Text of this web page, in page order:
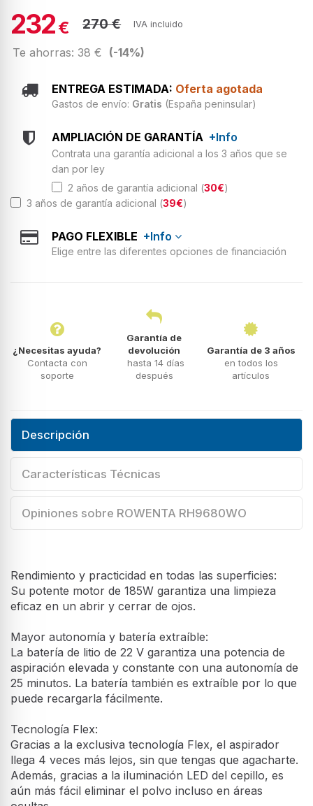
232€ 270 € IVA incluido
Te ahorras: 38 € (-14%)
ENTREGA ESTIMADA: Oferta agotada
Gastos de envío: Gratis (España peninsular)
AMPLIACIÓN DE GARANTÍA +Info
Contrata una garantía adicional a los 3 años que se
dan por ley
2 años de garantía adicional (30€)
3 años de garantía adicional (39€)
PAGO FLEXIBLE +Info
Elige entre las diferentes opciones de financiación
¿Necesitas ayuda?
Contacta con
soporte
Garantía de
devolución
hasta 14 días
después
Garantía de 3 años
en todos los
artículos
Descripción
Características Técnicas
Opiniones sobre ROWENTA RH9680WO
Rendimiento y practicidad en todas las superficies:
Su potente motor de 185W garantiza una limpieza
eficaz en un abrir y cerrar de ojos.
Mayor autonomía y batería extraíble:
La batería de litio de 22 V garantiza una potencia de
aspiración elevada y constante con una autonomía de
25 minutos. La batería también es extraíble por lo que
puede recargarla fácilmente.
Tecnología Flex:
Gracias a la exclusiva tecnología Flex, el aspirador
llega 4 veces más lejos, sin que tengas que agacharte.
Además, gracias a la iluminación LED del cepillo, es
aún más fácil eliminar el polvo incluso en áreas